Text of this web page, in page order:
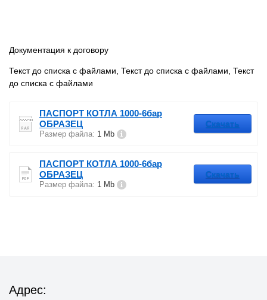
Документация к договору
Текст до списка с файлами, Текст до списка с файлами, Текст
до списка с файлами
ПАСПОРТ КОТЛА 1000-6бар
ОБРАЗЕЦ
Размер файла: 1 Mb
Скачать
ПАСПОРТ КОТЛА 1000-6бар
ОБРАЗЕЦ
Размер файла: 1 Mb
Скачать
Адрес: